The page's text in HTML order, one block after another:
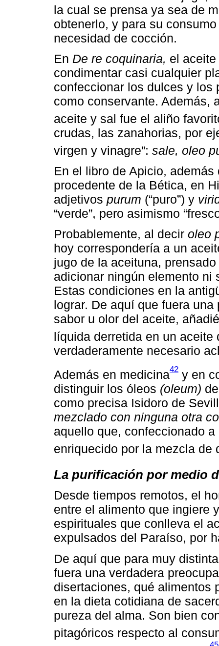
la cual se prensa ya sea de
obtenerlo, y para su
necesidad de cocción.
En De re coquinaria, el
condimentar casi cualquier
confeccionar los dulces y los
como conservante. Además,
aceite y sal fue el aliño
crudas, las zanahorias, por
virgen y vinagre”: sale, oleo
En el libro de Apicio,
procedente de la Bética, en
adjetivos purum (“puro”) y
“verde”, pero asimismo
Probablemente, al decir oleo
hoy correspondería a un
jugo de la aceituna,
adicionar ningún elemento ni
Estas condiciones en la
lograr. De aquí que fuera
sabor u olor del aceite,
líquida derretida en un aceite
verdaderamente necesario
Además en medicina42 y en
distinguir los óleos (oleum)
como precisa Isidoro de
mezclado con ninguna otra
aquello que, confeccionado
enriquecido por la mezcla de
La purificación por medio
Desde tiempos remotos, el
entre el alimento que ingiere
espirituales que conlleva el
expulsados del Paraíso, por
De aquí que para muy
fuera una verdadera
disertaciones, qué alimentos
en la dieta cotidiana de
pureza del alma. Son bien
pitagóricos respecto al